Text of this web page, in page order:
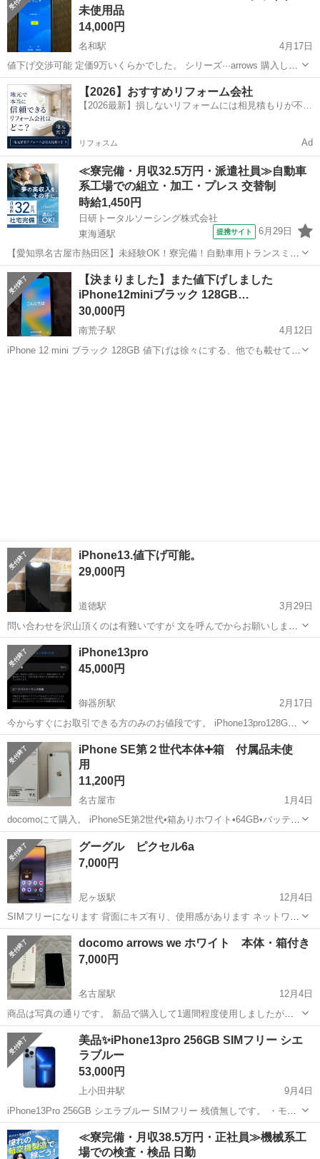
未使用品
14,000円
名和駅
4月17日
値下げ交渉可能 定価9万いくらかでした。 シリーズ···arrows 購入した
キャリア···docomo 画面割れ···なし 機種名···arrows We スマートフォ
ン カラー···ホワイト 容量···64GB ...
愛知 名古屋市 名和駅 ドコモ NTT
【2026】おすすめリフォーム会社
【2026最新】損しないリフォームには相見積もりが不可
リフォスム Ad
≪寮完備・月収32.5万円・派遣社員≫自動車
系工場での組立・加工・プレス 交替制
時給1,450円
日研トータルソーシング株式会社
東海通駅
提携サイト 6月29日
【愛知県名古屋市熱田区】未経験OK！寮完備！自動車用トランスミッ
ションの組立・加工《お仕事No.7A040》 お仕事について 自動車用ト
ランスミッションの製造に関する組立・加工業務。 ※業務の変更、就
業場所の変更の範囲、...
愛知 名古屋市 東海通駅 その他
【決まりました】また値下げしました
iPhone12miniブラック 128GB…
30,000円
南荒子駅
4月12日
iPhone 12 mini ブラック 128GB 値下げは徐々にする、他でも載せてい
iPhone13.値下げ可能。
29,000円
道徳駅
3月29日
問い合わせを沢山頂くのは有難いですが 文を呼んでからお願いしま
す。 ドタキャンも多いので買う気がある方のみ 問い合わせの方お願い
します🙏 ※取り引きは現金のみです‼️ 本日か明日の18時までに取り引
き可能な場合は 25...
愛知 名古屋市
iPhone13pro
45,000円
御器所駅
2月17日
今からすぐにお取引できる方のみのお値段です。 iPhone13pro128GB
バッテリー78パーセント docomo完済◎ simロックフリー 白ロムにな
ります 傷は画面裏、表は特に気になる点はありませんが中古品のため
ご理...
愛知 名古屋市 御器所駅 ドコモ 白ロム
iPhone SE第２世代本体➕箱 付属品未使
用
11,200円
名古屋市
1月4日
docomoにて購入。 iPhoneSE第2世代•箱ありホワイト•64GB•バッテリ
ー80%•付属品は全て未使用です。 ガラスフィルムとカバーをして大切
に使ってきました。 大切に使って下さる方を探しています。 イオン新
瑞橋店...
愛知 名古屋市 ドコモ iPhoneSE
グーグル ピクセル6a
7,000円
尼ヶ坂駅
12月4日
SIMフリーになります 背面にキズ有り、使用感があります ネットワー
ク利用制限⭕️ 普通に使えます。本人確認中で返信遅れます。 なお定期
分のみの方や、ありますか？とか短文の方はスルーします ...
愛知 名古屋市 利用制限
docomo arrows we ホワイト 本体・箱付き
7,000円
名古屋駅
12月4日
商品は写真の通りです。 新品で購入して1週間程度使用しましたが、
新しいスマホが手に入ったので出品します。 docomoの名前がついて
いますがSIMフリーになっています。 当方はワイモバイルで使用して
いました...
愛知 名古屋市
美品✨️iPhone13pro 256GB SIMフリー シエ
ラブルー
53,000円
上小田井駅
9月4日
iPhone13Pro 256GB シエラブルー SIMフリー 残債無しです。 ・モデ
ル : iPhone13pro ・容量 : 256GB ・色 : シエラブルー ・キャリア :
docomo ・SIMフリー ・バッテ...
愛知 名古屋市 上小田井駅 ドコモ Pro
≪寮完備・月収38.5万円・正社員≫機械系工
場での検査・検品 日勤